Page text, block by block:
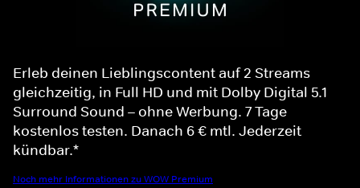
Erleb deinen Lieblingscontent auf 2 Streams
gleichzeitig, in Full HD und mit Dolby Digital 5.1
Surround Sound – ohne Werbung. 7 Tage
kostenlos testen. Danach 6 € mtl. Jederzeit
kündbar.*
Noch mehr Informationen zu WOW Premium